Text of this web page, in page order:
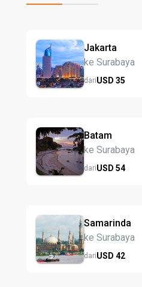
Jakarta
ke Surabaya
dariUSD 35
Batam
ke Surabaya
dariUSD 54
Samarinda
ke Surabaya
dariUSD 42